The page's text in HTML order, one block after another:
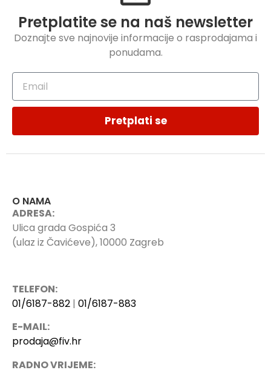
Pretplatite se na naš newsletter
Doznajte sve najnovije informacije o rasprodajama i
ponudama.
Pretplati se
O NAMA
ADRESA:
Ulica grada Gospića 3
(ulaz iz Čavićeve), 10000 Zagreb
TELEFON:
01/6187-882 | 01/6187-883
E-MAIL:
prodaja@fiv.hr
RADNO VRIJEME: